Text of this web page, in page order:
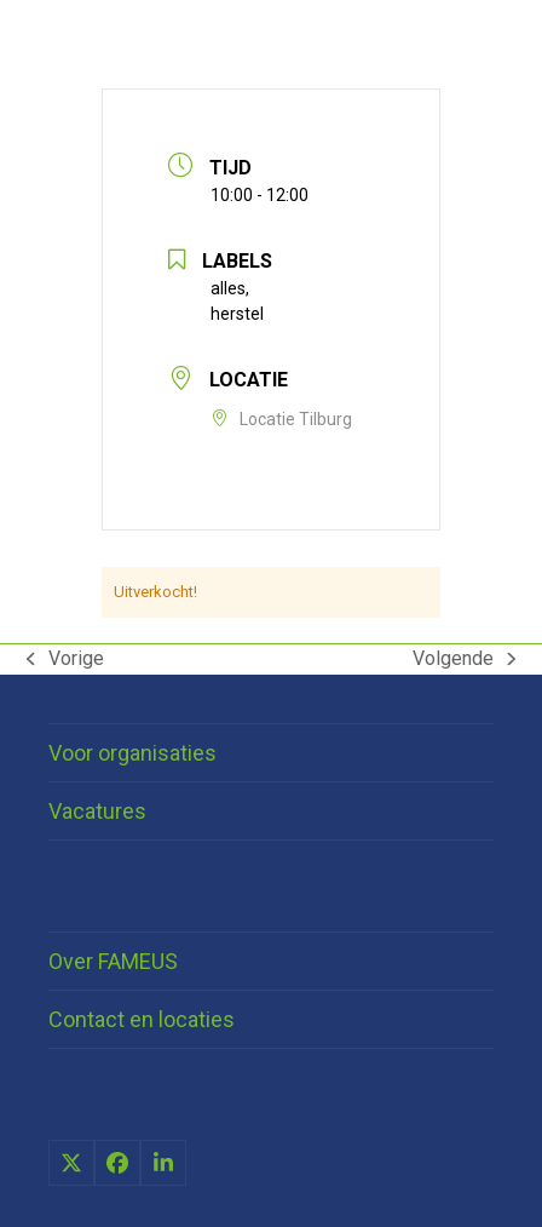
TIJD
10:00 - 12:00
LABELS
alles,
herstel
LOCATIE
Locatie Tilburg
Uitverkocht!
previous
Vorige
next
Volgende
Voor organisaties
Vacatures
Over FAMEUS
Contact en locaties
X FacebookLinkedIn